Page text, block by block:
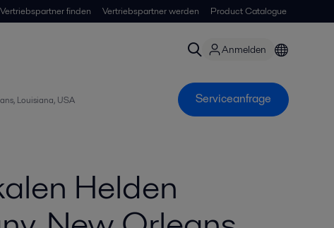
Vertriebspartner finden Vertriebspartner werden Product Catalogue
Anmelden
Louisiana, USA Serviceanfrage
Helden